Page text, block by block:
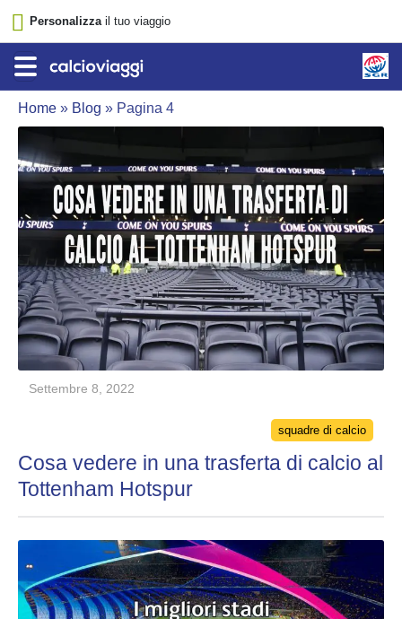
Personalizzail tuo viaggio
Home » Blog » Pagina 4
Settembre 8, 2022
Categories
squadre di calcio
Cosa vedere in una trasferta di calcio al
Tottenham Hotspur